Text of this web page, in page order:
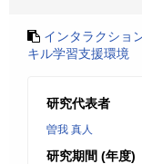
インタラクショ
キル学習支援環境
研究代表者
曽我 真人
研究期間 (年度)